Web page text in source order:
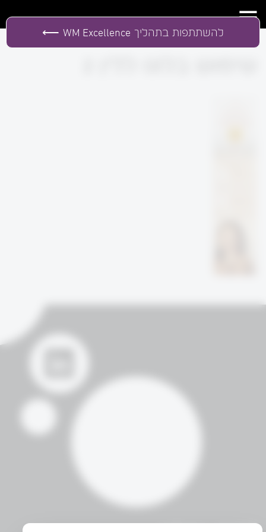
להשתתפות בתהליך WM Excellence